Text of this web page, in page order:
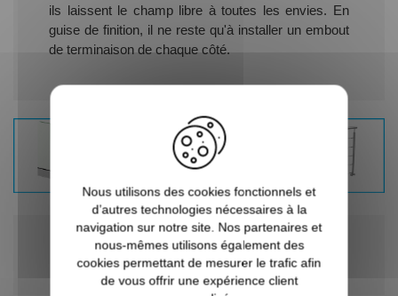
ils laissent le champ libre à toutes les envies. En
guise de finition, il ne reste qu'à installer un embout
de terminaison de chaque côté.
5articles
Trier par
Par
ordre
Nous utilisons des cookies fonctionnels et
d’autres technologies nécessaires à la
navigation sur notre site. Nos partenaires et
nous-mêmes utilisons également des
cookies permettant de mesurer le trafic afin
de vous offrir une expérience client